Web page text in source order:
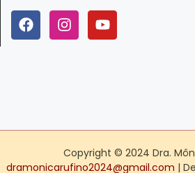
Copyright © 2024 Dra.
dramonicarufino2024@gmail.com |